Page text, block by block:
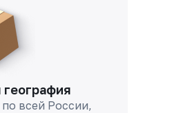
всей России,